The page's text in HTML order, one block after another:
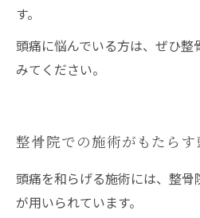
す。
頭痛に悩んでいる方は、ぜひ整
みてください。
整骨院での施術がもたら
頭痛を和らげる施術には、整
が用いられています。